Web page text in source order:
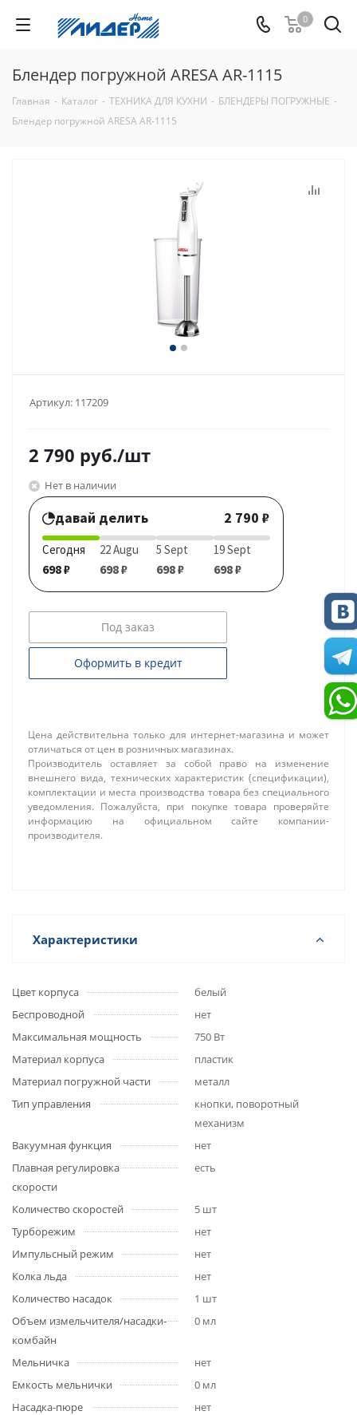
0
Блендер погружной ARESA AR-1115
Главная - Каталог - ТЕХНИКА ДЛЯ КУХНИ - БЛЕНДЕРЫ ПОГРУЖНЫЕ -
Блендер погружной ARESA AR-1115
Артикул: 117209
2 790 руб./шт
Нет в наличии
давай делить 2 790 ₽
Сегодня
698 ₽
22 Augu
698 ₽
5 Sept
698 ₽
19 Sept
698 ₽
Под заказ
Оформить в кредит
Цена действительна только для интернет-магазина и может
отличаться от цен в розничных магазинах.
Производитель оставляет за собой право на изменение
внешнего вида, технических характеристик (спецификации),
комплектации и места производства товара без специального
уведомления. Пожалуйста, при покупке товара проверяйте
информацию на официальном сайте компании-
производителя.
Характеристики
Цвет корпуса
белый
Беспроводной
нет
Максимальная мощность
750 Вт
Материал корпуса
пластик
Материал погружной части
металл
Тип управления
кнопки, поворотный
механизм
Вакуумная функция
нет
Плавная регулировка
скорости
есть
Количество скоростей
5 шт
Турборежим
нет
Импульсный режим
нет
Колка льда
нет
Количество насадок
1 шт
Объем измельчителя/насадки-
комбайн
0 мл
Мельничка
нет
Емкость мельнички
0 мл
Насадка-пюре
нет